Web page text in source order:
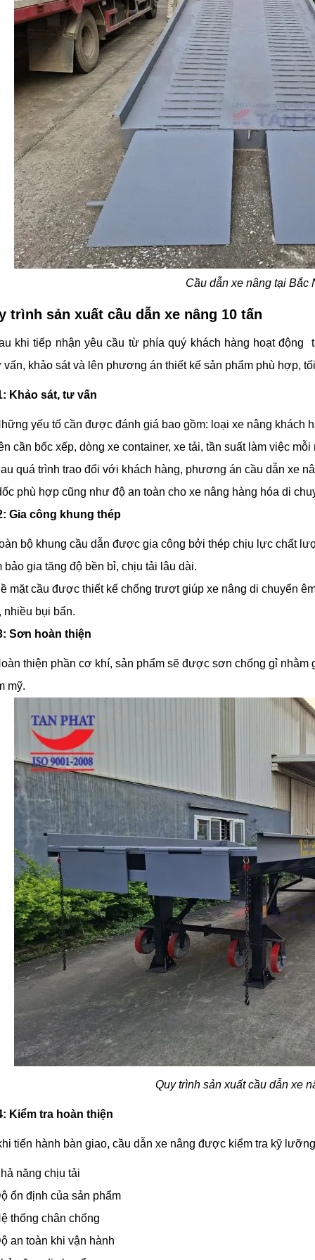
Cầu dẫn xe nâng tại Bắc
trình sản xuất cầu dẫn xe nâng 10 tấn
khi tiếp nhận yêu cầu từ phía quý khách hàng hoạt
vấn, khảo sát và lên phương án thiết kế sản phẩm phù hợp,
Khảo sát, tư vấn
yếu tố cần được đánh giá bao gồm: loại xe nâng khách
cần bốc xếp, dòng xe container, xe tải, tần suất làm việc
quá trình trao đổi với khách hàng, phương án cầu dẫn xe
phù hợp cũng như độ an toàn cho xe nâng hàng hóa di
Gia công khung thép
bộ khung cầu dẫn được gia công bởi thép chịu lực chất
bảo gia tăng độ bền bỉ, chịu tải lâu dài.
mặt cầu được thiết kế chống trượt giúp xe nâng di chuyển
nhiều bụi bẩn.
Sơn hoàn thiện
thiện phần cơ khí, sản phẩm sẽ được sơn chống gỉ nhằm
mỹ.
Quy trình sản xuất cầu dẫn xe
Kiểm tra hoàn thiện
tiến hành bàn giao, cầu dẫn xe nâng được kiểm tra kỹ
năng chịu tải
ổn định của sản phẩm
thống chân chống
an toàn khi vận hành